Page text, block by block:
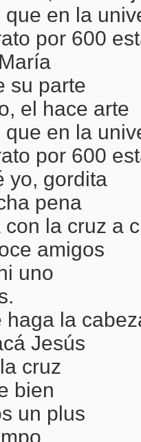
que en la
por 600
su parte
el hace arte
que en la
por 600
yo, gordita
pena
la cruz a
amigos
uno
haga la
Jesús
cruz
bien
un plus